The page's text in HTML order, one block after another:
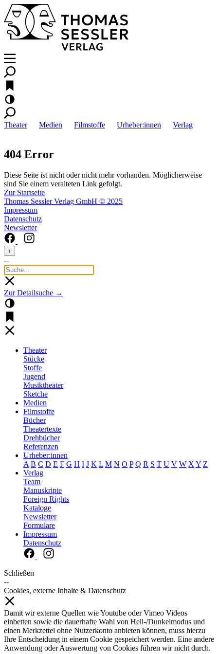
Theater Medien Filmstoffe Urheber:innen Verlag
404 Error
Diese Seite ist nicht oder nicht mehr vorhanden. Möglicherweise
sind Sie einem veralteten Link gefolgt.
Zur Startseite
Thomas Sessler Verlag GmbH © 2025
Impressum
Datenschutz
Newsletter
↑
--
Zur Detailsuche →
Theater
Stücke
Stoffe
Jugend
Musiktheater
Sketche
Medien
Filmstoffe
Bücher
Theatertexte
Drehbücher
Referenzen
Urheber:innen
A B C D E F G H I J K L M N O P Q R S T U V W X Y Z
Verlag
Team
Manuskripte
Foreign Rights
Kataloge
Newsletter
Formulare
Impressum
Datenschutz
Schließen
--
Cookies, externe Inhalte & Datenschutz
Damit wir externe Quellen wie Youtube oder Vimeo Videos
einbetten sowie die dauerhafte Wahl von Hell-/Dunkelmodus und
einen Merkzettel ohne Nutzerkonto anbieten können, muss hierzu
Ihre Entscheidung in einem Cookie gespeichert werden. Eine andere
Anwendung oder Auswertung von Cookies führen wir nicht durch.